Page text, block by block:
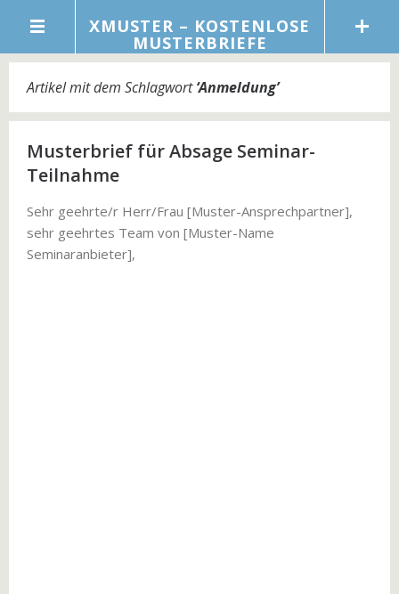
XMUSTER – KOSTENLOSE
MUSTERBRIEFE
Artikel mit dem Schlagwort‘Anmeldung’
Musterbrief für Absage Seminar-
Teilnahme
Sehr geehrte/r Herr/Frau [Muster-Ansprechpartner],
sehr geehrtes Team von [Muster-Name
Seminaranbieter],